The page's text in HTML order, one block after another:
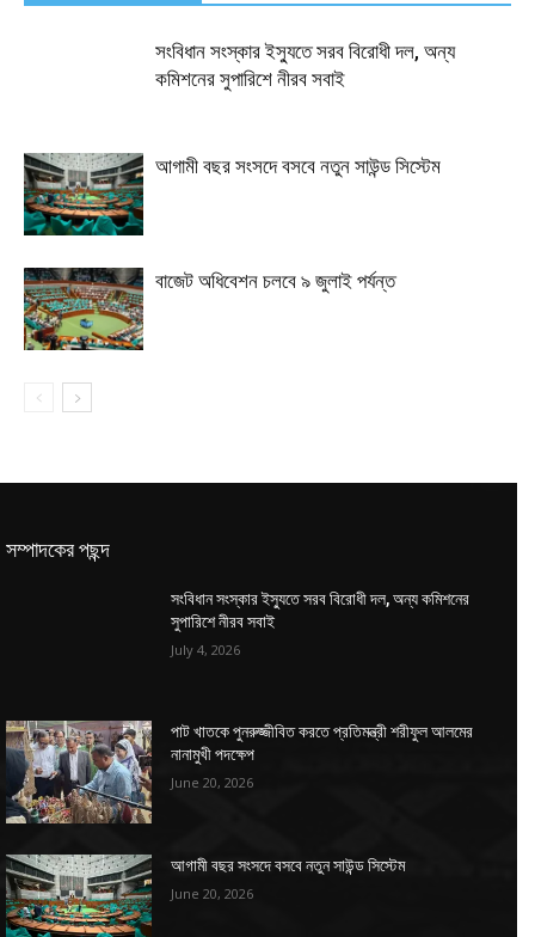
সংবিধান সংস্কার ইস্যুতে সরব বিরোধী দল, অন্য
কমিশনের সুপারিশে নীরব সবাই
আগামী বছর সংসদে বসবে নতুন সাউন্ড সিস্টেম
বাজেট অধিবেশন চলবে ৯ জুলাই পর্যন্ত
সম্পাদকের পছন্দ
সংবিধান সংস্কার ইস্যুতে সরব বিরোধী দল, অন্য কমিশনের
সুপারিশে নীরব সবাই
July 4, 2026
পাট খাতকে পুনরুজ্জীবিত করতে প্রতিমন্ত্রী শরীফুল আলমের
নানামুখী পদক্ষেপ
June 20, 2026
আগামী বছর সংসদে বসবে নতুন সাউন্ড সিস্টেম
June 20, 2026